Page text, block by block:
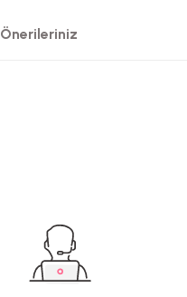
Önerileriniz